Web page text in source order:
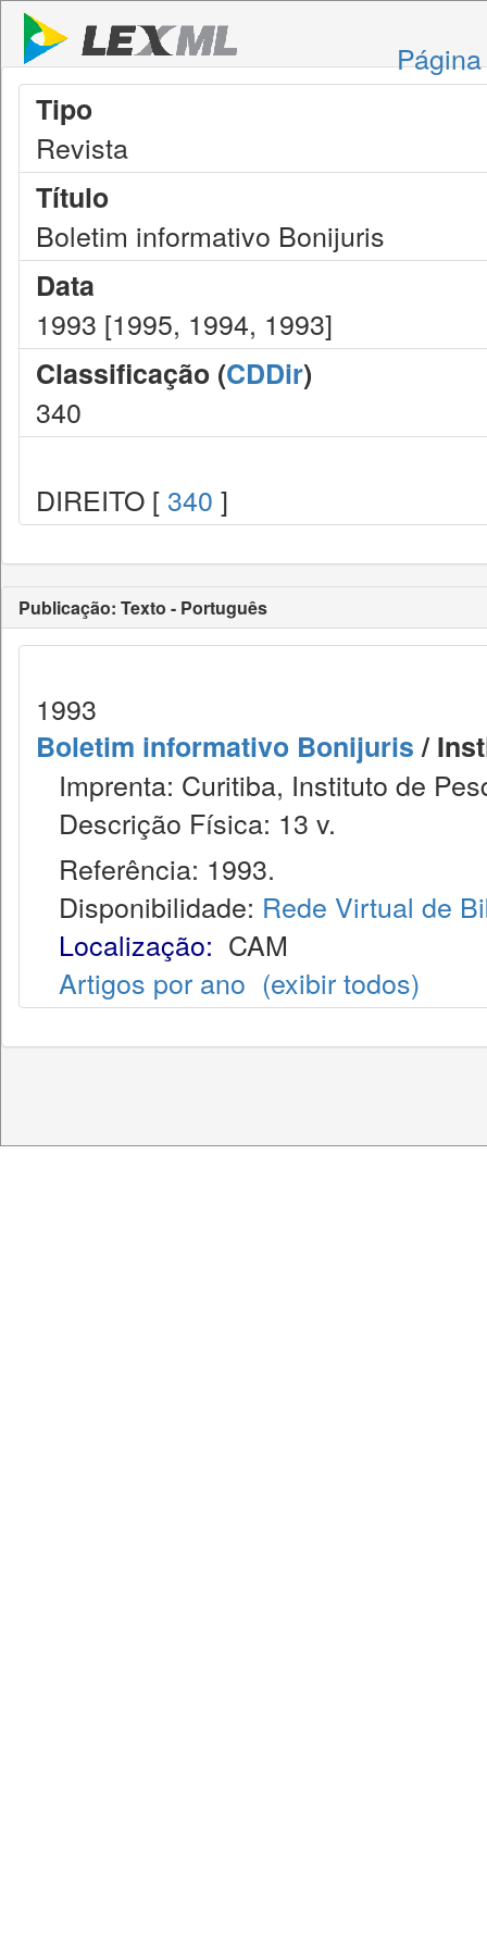
Tipo
Revista
Título
Boletim informativo Bonijuris
Data
1993 [1995, 1994, 1993]
Classificação (CDDir)
340
DIREITO [ 340 ]
Publicação: Texto - Português
1993
Boletim informativo Bonijuris/
Imprenta: Curitiba, Instituto de
Descrição Física: 13 v.
Referência: 1993.
Disponibilidade: Rede Virtual de
Localização: CAM
Artigos por ano (exibir todos)